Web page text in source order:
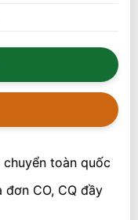
chuyển toàn quốc
đơn CO, CQ đầy